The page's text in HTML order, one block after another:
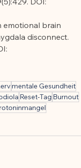
emotional brain
disconnect.
mentale Gesundheit
Reset-Tag Burnout